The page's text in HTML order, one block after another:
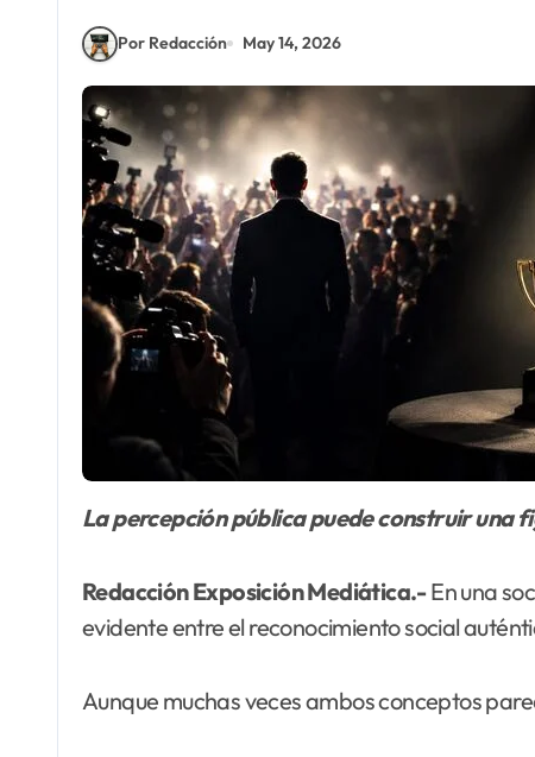
Por Redacción May 14, 2026
La percepción pública puede construir
Redacción Exposición Mediática.-En una
evidente entre el reconocimiento social
Aunque muchas veces ambos conceptos